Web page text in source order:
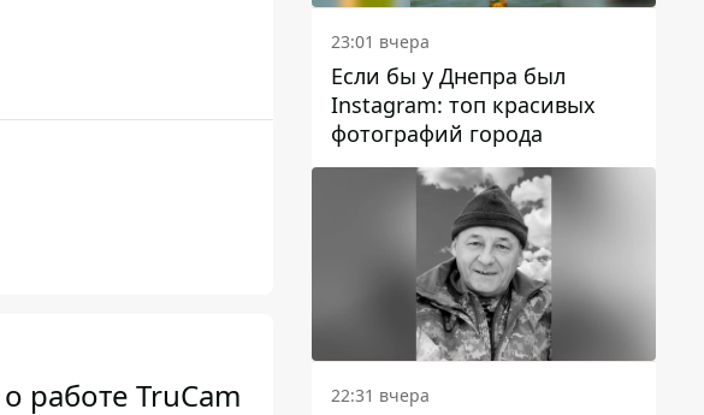
работе TruCam
23:01 вчера
Если бы у Днепра был
Instagram: топ красивых
фотографий города
22:31 вчера